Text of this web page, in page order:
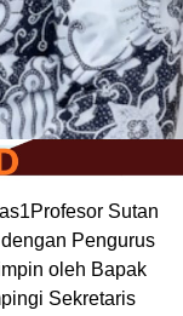
Sutan
Pengurus
oleh Bapak
Sekretaris